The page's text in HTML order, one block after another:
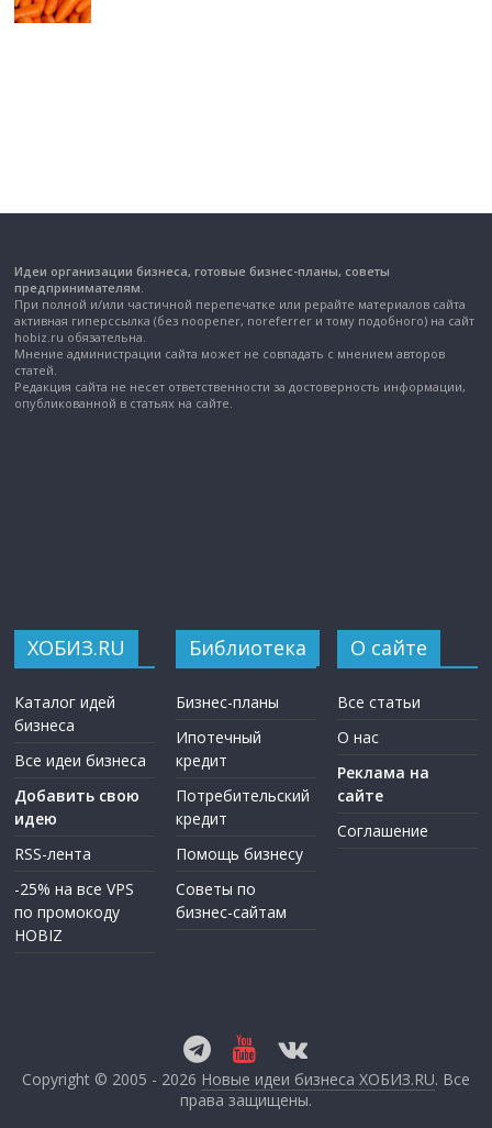
Идеи организации бизнеса, готовые бизнес-планы, советы
предпринимателям.
При полной и/или частичной перепечатке или рерайте материалов сайта
активная гиперссылка (без noopener, noreferrer и тому подобного) на сайт
hobiz.ru обязательна.
Мнение администрации сайта может не совпадать с мнением авторов
статей.
Редакция сайта не несет ответственности за достоверность информации,
опубликованной в статьях на сайте.
ХОБИЗ.RU
Каталог идей
бизнеса
Все идеи бизнеса
Добавить свою
идею
RSS-лента
-25% на все VPS
по промокоду
HOBIZ
Библиотека
Бизнес-планы
Ипотечный
кредит
Потребительский
кредит
Помощь бизнесу
Советы по
бизнес-сайтам
О сайте
Все статьи
О нас
Реклама на
сайте
Соглашение
Copyright © 2005 - 2026 Новые идеи бизнеса ХОБИЗ.RU. Все
права защищены.